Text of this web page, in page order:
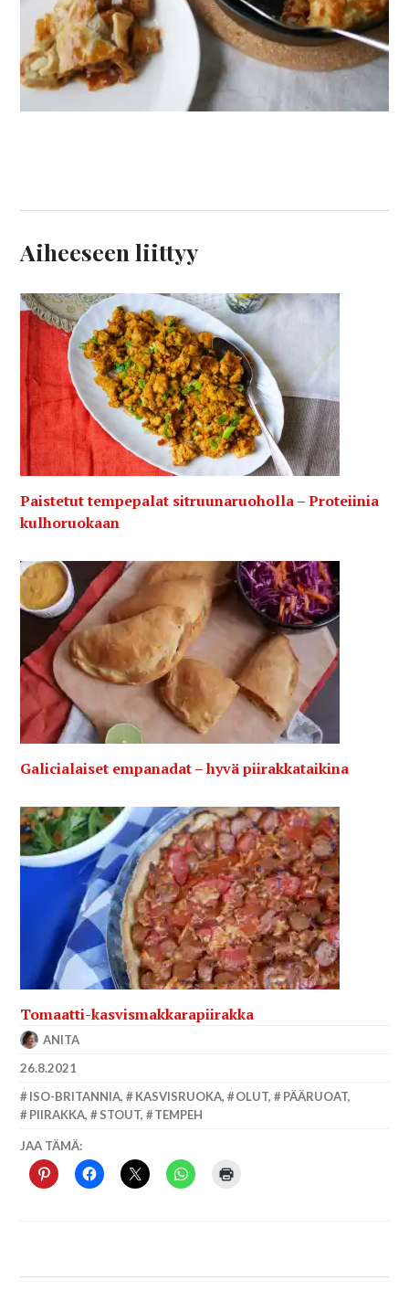
Aiheeseen liittyy
Paistetut tempepalat sitruunaruoholla – Proteiinia
kulhoruokaan
Galicialaiset empanadat – hyvä piirakkataikina
Tomaatti-kasvismakkarapiirakka
ANITA
26.8.2021
ISO-BRITANNIA, KASVISRUOKA, OLUT, PÄÄRUOAT,
PIIRAKKA, STOUT, TEMPEH
JAA TÄMÄ: